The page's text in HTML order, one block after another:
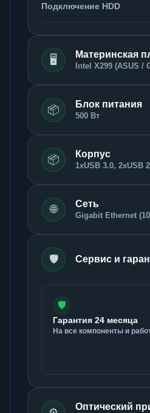
Подключение HDD
🖥️ Материнская
Intel X299 (ASUS /
📦 Блок питания
500 Вт
📦 Корпус
1xUSB 3.0, 2xUSB
🌐 Сеть
Gigabit Ethernet
🛡️ Сервис и
🛡️
Гарантия 24 месяца
На все компоненты и
Оптический